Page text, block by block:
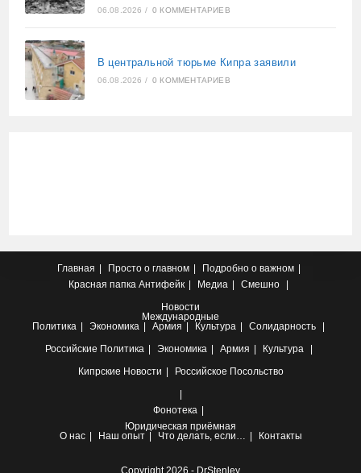
06.08.2026 / 0 КОММЕНТАРИЕВ
В центральной тюрьме Кипра заявили
06.08.2026 / 0 КОММЕНТАРИЕВ
Главная Просто о главном
Подробно о важном
Красная папка Антифейк Медиа
Смешно
Новости
Международные
Политика
Экономика Армия Культура
Солидарность
Российские Политика Экономика Армия
Культура
Кипрские Новости Российское Посольство
Фонотека
Юридическая приёмная
О нас
Наш опыт Что делать, если… Контакты